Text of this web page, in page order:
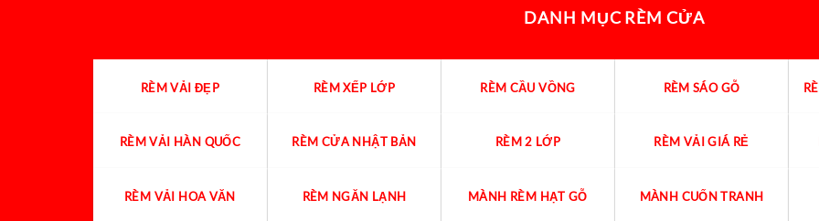
DANH MỤC RÈM CỬA
RÈM VẢI ĐẸP RÈM XẾP LỚP RÈM CẦU VỒNG RÈM SÁO GỖ
RÈM VẢI HÀN QUỐC RÈM CỬA NHẬT BẢN RÈM 2 LỚP RÈM VẢI GIÁ RẺ
RÈM VẢI HOA VĂN RÈM NGĂN LẠNH MÀNH RÈM HẠT GỖ MÀNH CUỐN TRANH